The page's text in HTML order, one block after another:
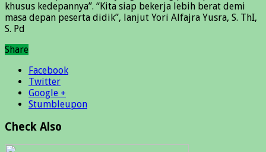
khusus kedepannya”. “Kita siap bekerja lebih berat demi
masa depan peserta didik”, lanjut Yori Alfajra Yusra, S. ThI,
S. Pd
Share
Facebook
Twitter
Google +
Stumbleupon
Check Also